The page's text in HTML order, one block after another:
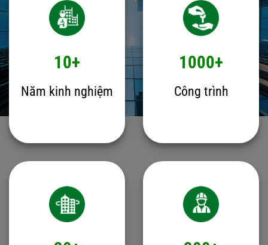
10+
Năm kinh nghiệm
1000+
Công trình